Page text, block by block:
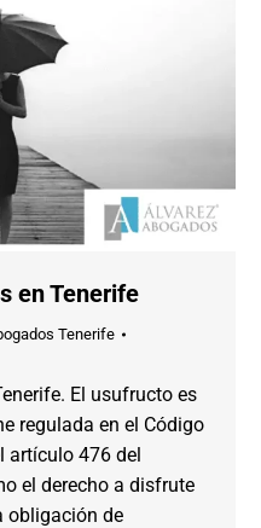
en Tenerife
Tenerife
El usufructo es
regulada en el Código
artículo 476 del
el derecho a disfrute
obligación de